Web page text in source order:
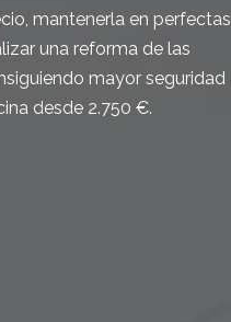
mantenerla en perfectas
una reforma de las
mayor seguridad
desde 2.750 €.